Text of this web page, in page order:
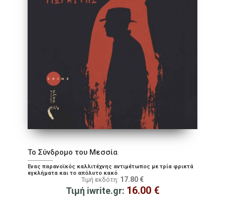
Το Σύνδρομο του Μεσσία
Ένας παρανοϊκός καλλιτέχνης αντιμέτωπος με τρία φρικτά
εγκλήματα και το απόλυτο κακό
Τιμή εκδότη: 17.80 €
Τιμή iwrite.gr: 16.00 €